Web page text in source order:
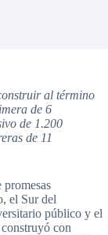
al término
de 6
de 1.200
de 11
promesas
el Sur del
público y el
con